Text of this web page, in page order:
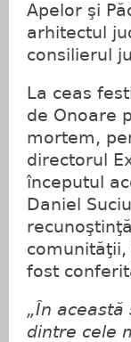
Apelor şi
arhitectul
consilierul
La ceas
de Onoare
mortem,
directorul
începutul
Daniel
comunităţii,
fost
„În
dintre cele